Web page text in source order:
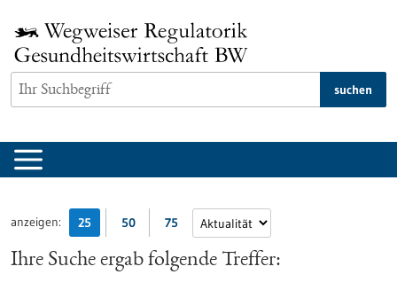
Inhalt
springen
suchen
anzeigen: 25 50 75
Ihre Suche ergab folgende Treffer: